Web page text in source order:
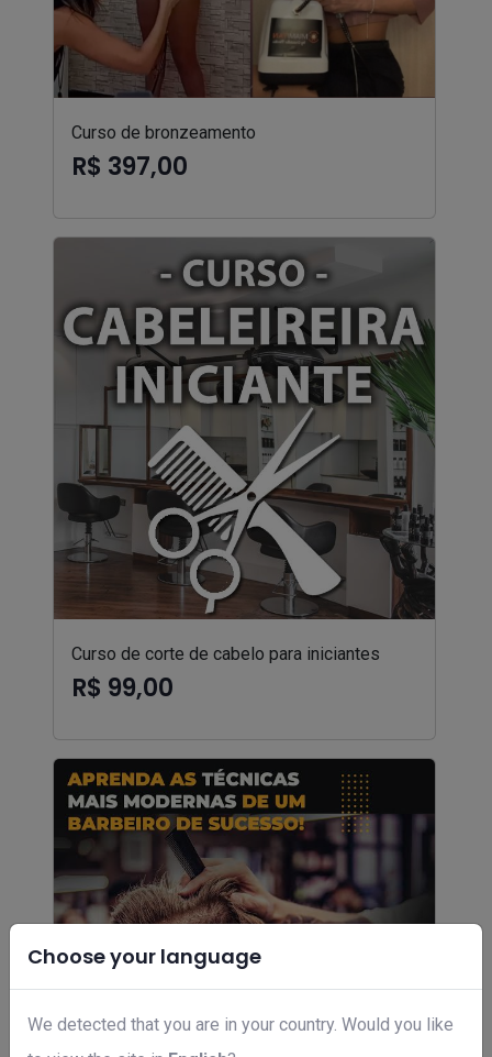
Choose your language
We detected that you are in your country. Would you like
Curso de bronzeamento
R$ 397,00
Curso de corte de cabelo para iniciantes
R$ 99,00